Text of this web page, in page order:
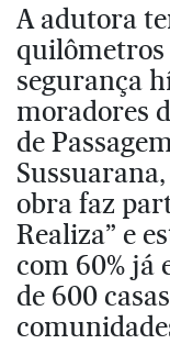
A adutora
quilômetros
segurança
moradores
de
obra faz
Realiza” e
com 60% já
de 600